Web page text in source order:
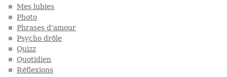
Mes lubies
Photo
Phrases d'amour
Psycho drôle
Quizz
Quotidien
Réflexions